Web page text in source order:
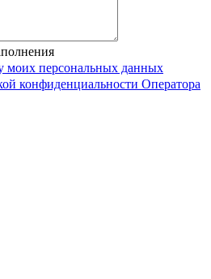
моих персональных данных
конфиденциальности Оператора